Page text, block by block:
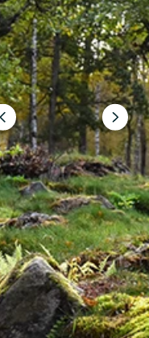
Föregående
bild
Nästa